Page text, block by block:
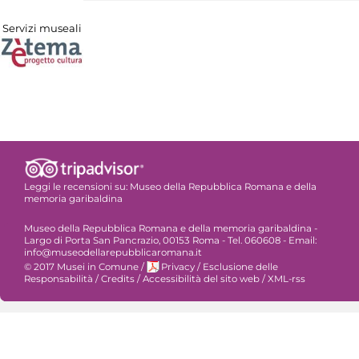
Servizi museali
Leggi le recensioni su: Museo della Repubblica Romana e della
memoria garibaldina
Museo della Repubblica Romana e della memoria garibaldina -
Largo di Porta San Pancrazio, 00153 Roma - Tel. 060608 - Email:
info@museodellarepubblicaromana.it
© 2017 Musei in Comune / Privacy / Esclusione delle
Responsabilità / Credits / Accessibilità del sito web / XML-rss